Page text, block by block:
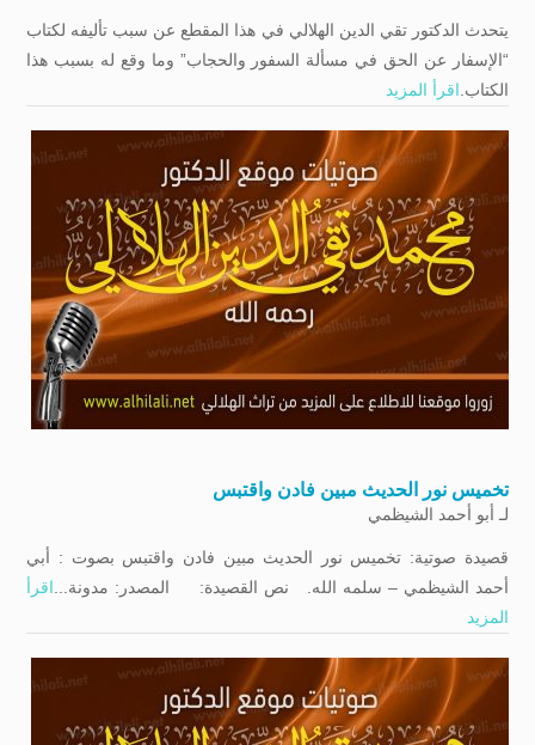
يتحدث الدكتور تقي الدين الهلالي في هذا المقطع عن سبب تأليفه لكتاب
“الإسفار عن الحق في مسألة السفور والحجاب” وما وقع له بسبب هذا
الكتاب.اقرأ المزيد
تخميس نور الحديث مبين فادن واقتبس
لـ أبو أحمد الشيظمي
قصيدة صوتية: تخميس نور الحديث مبين فادن واقتبس بصوت : أبي
أحمد الشيظمي – سلمه الله. نص القصيدة: المصدر: مدونة...اقرأ
المزيد